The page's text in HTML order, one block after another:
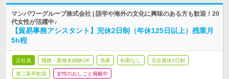
マンパワーグループ株式会社 | 語学や海外の文化に興味のある方も歓迎！20
代女性が活躍中♪
【貿易事務アシスタント】完休2日制（年休125日以上）残業月
5h程
正社員 職種・業種未経験OK 急募 転勤なし 完全週休2日制
第二新卒歓迎 女性のおしごと掲載中